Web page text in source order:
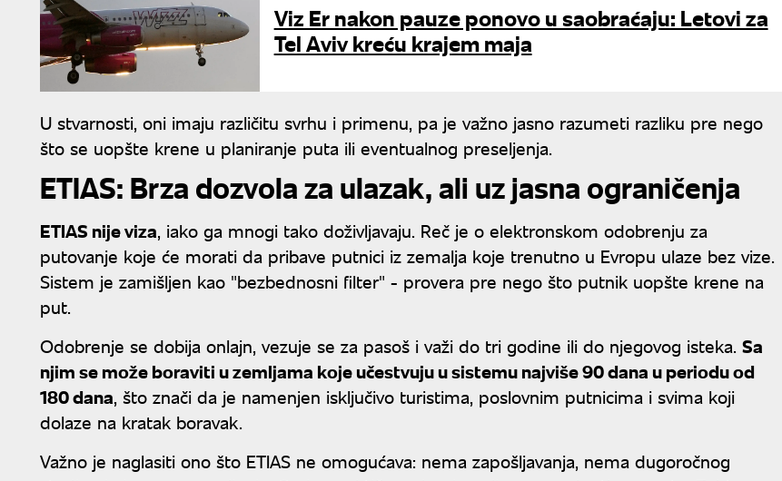
Viz Er nakon pauze ponovo u saobraćaju: Letovi za
Tel Aviv kreću krajem maja
U stvarnosti, oni imaju različitu svrhu i primenu, pa je važno jasno razumeti razliku pre nego
što se uopšte krene u planiranje puta ili eventualnog preseljenja.
ETIAS: Brza dozvola za ulazak, ali uz jasna ograničenja
ETIAS nije viza, iako ga mnogi tako doživljavaju. Reč je o elektronskom odobrenju za
putovanje koje će morati da pribave putnici iz zemalja koje trenutno u Evropu ulaze bez vize.
Sistem je zamišljen kao "bezbednosni filter" - provera pre nego što putnik uopšte krene na
put.
Odobrenje se dobija onlajn, vezuje se za pasoš i važi do tri godine ili do njegovog isteka. Sa
njim se može boraviti u zemljama koje učestvuju u sistemu najviše 90 dana u periodu od
180 dana, što znači da je namenjen isključivo turistima, poslovnim putnicima i svima koji
dolaze na kratak boravak.
Važno je naglasiti ono što ETIAS ne omogućava: nema zapošljavanja, nema dugoročnog